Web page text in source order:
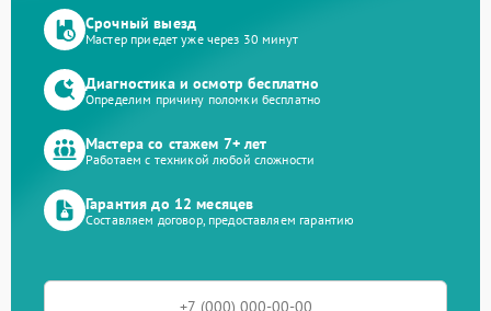
Срочный выезд
Мастер приедет уже через 30 минут
Диагностика и осмотр бесплатно
Определим причину поломки бесплатно
Мастера со стажем 7+ лет
Работаем с техникой любой сложности
Гарантия до 12 месяцев
Составляем договор, предоставляем гарантию